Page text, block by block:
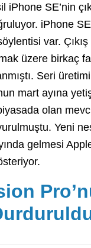
iPhone SE’nin
iPhone
var.
üzere birkaç
Seri
mart ayına
olan
Yeni
gelmesi